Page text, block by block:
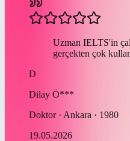
Uzman IELTS'in
gerçekten çok
D
Dilay Ö***
Doktor · Ankara · 1980
19.05.2026